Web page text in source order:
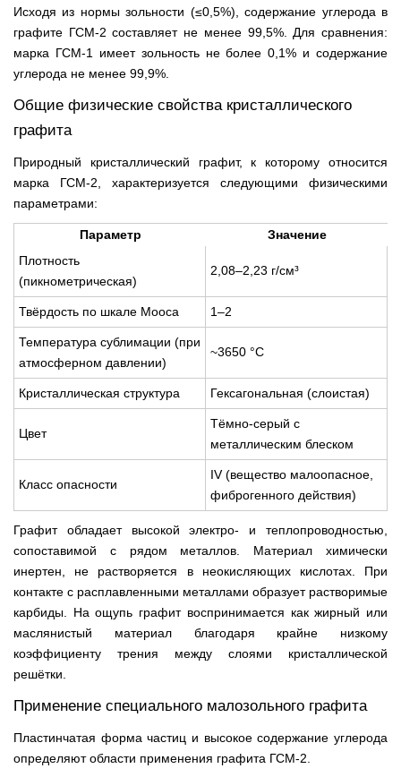
Исходя из нормы зольности (≤0,5%), содержание углерода в
графите ГСМ-2 составляет не менее 99,5%. Для сравнения:
марка ГСМ-1 имеет зольность не более 0,1% и содержание
углерода не менее 99,9%.
Общие физические свойства кристаллического
графита
Природный кристаллический графит, к которому относится
марка ГСМ-2, характеризуется следующими физическими
параметрами:
Параметр
Значение
Плотность
(пикнометрическая)
2,08–2,23 г/см³
Твёрдость по шкале Мооса 1–2
Температура сублимации (при
атмосферном давлении)
~3650 °C
Кристаллическая структура Гексагональная (слоистая)
Цвет
Тёмно-серый с
металлическим блеском
Класс опасности
IV (вещество малоопасное,
фиброгенного действия)
Графит обладает высокой электро- и теплопроводностью,
сопоставимой с рядом металлов. Материал химически
инертен, не растворяется в неокисляющих кислотах. При
контакте с расплавленными металлами образует растворимые
карбиды. На ощупь графит воспринимается как жирный или
маслянистый материал благодаря крайне низкому
коэффициенту трения между слоями кристаллической
решётки.
Применение специального малозольного графита
Пластинчатая форма частиц и высокое содержание углерода
определяют области применения графита ГСМ-2.